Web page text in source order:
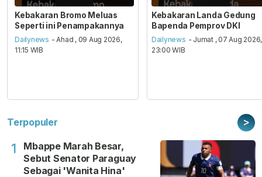
Kebakaran Bromo Meluas
Seperti ini Penampakannya
Dailynews - Ahad , 09 Aug 2026,
11:15 WIB
Kebakaran Landa Gedung
Bapenda Pemprov DKI
Dailynews - Jumat , 07 Aug 2026,
23:00 WIB
Terpopuler >
1
Mbappe Marah Besar,
Sebut Senator Paraguay
Sebagai 'Wanita Hina'